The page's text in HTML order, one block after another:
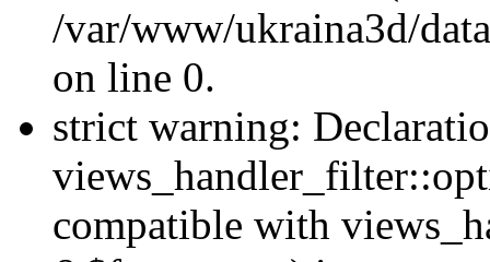
/var/www/ukraina3d/
on line 0.
strict warning:
compatible with